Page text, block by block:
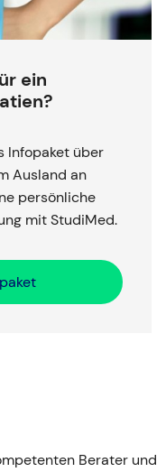
ein
Infopaket über
Ausland an
persönliche
mit StudiMed.
Berater und